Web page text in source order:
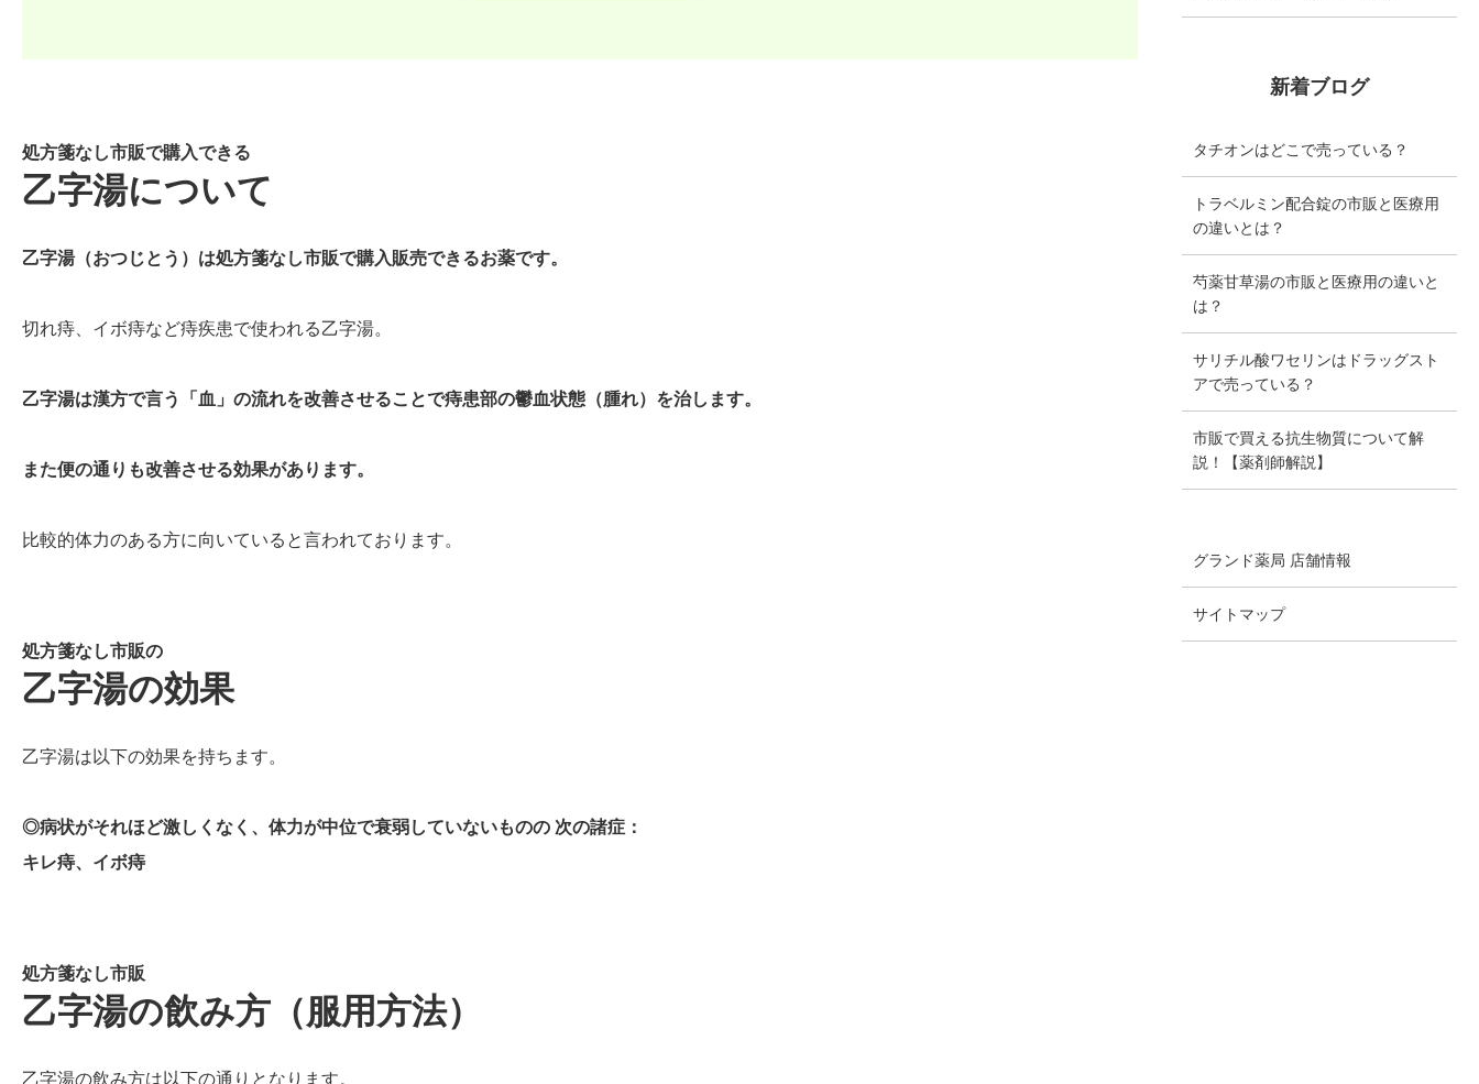
処方箋なし市販で購入できる
乙字湯について
乙字湯（おつじとう）は処方箋なし市販で購入販売できるお薬です。
切れ痔、イボ痔など痔疾患で使われる乙字湯。
乙字湯は漢方で言う「血」の流れを改善させることで痔患部の鬱血状態（腫れ）を治します。
また便の通りも改善させる効果があります。
比較的体力のある方に向いていると言われております。
処方箋なし市販の
乙字湯の効果
乙字湯は以下の効果を持ちます。
◎病状がそれほど激しくなく、体力が中位で衰弱していないものの 次の諸症：
キレ痔、イボ痔
処方箋なし市販
乙字湯の飲み方（服用方法）
乙字湯の飲み方は以下の通りとなります。
新着ブログ
タチオンはどこで売っている？
トラベルミン配合錠の市販と医療用
の違いとは？
芍薬甘草湯の市販と医療用の違いと
は？
サリチル酸ワセリンはドラッグスト
アで売っている？
市販で買える抗生物質について解
説！【薬剤師解説】
グランド薬局 店舗情報
サイトマップ